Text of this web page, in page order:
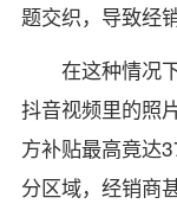
题交织，导致经
在这种情况
抖音视频里的照
方补贴最高竟达
分区域，经销商